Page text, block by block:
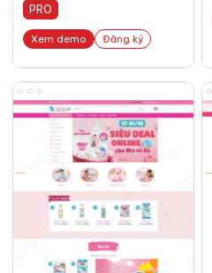
PRO
Xem demo Đăng ký